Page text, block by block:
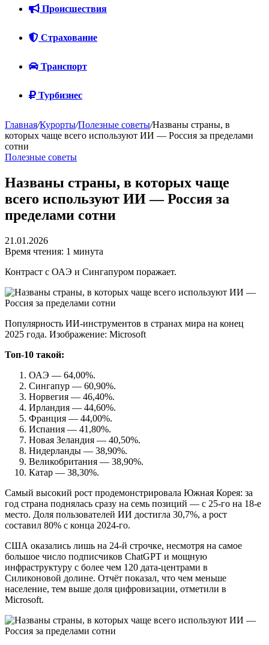
Происшествия
Страхование
Транспорт
Турбизнес
Главная/Курорты/Полезные советы/Названы страны, в
которых чаще всего используют ИИ — Россия за пределами
сотни
Полезные советы
Названы страны, в которых чаще
всего используют ИИ — Россия за
пределами сотни
21.01.2026
Время чтения: 1 минута
Контраст с ОАЭ и Сингапуром поражает.
Популярность ИИ-инструментов в странах мира на конец
2025 года. Изображение: Microsoft
Топ-10 такой:
ОАЭ — 64,00%.
Сингапур — 60,90%.
Норвегия — 46,40%.
Ирландия — 44,60%.
Франция — 44,00%.
Испания — 41,80%.
Новая Зеландия — 40,50%.
Нидерланды — 38,90%.
Великобритания — 38,90%.
Катар — 38,30%.
Самый высокий рост продемонстрировала Южная Корея: за
год страна поднялась сразу на семь позиций — с 25‑го на 18‑е
место. Доля пользователей ИИ достигла 30,7%, а рост
составил 80% с конца 2024-го.
США оказались лишь на 24‑й строчке, несмотря на самое
большое число подписчиков ChatGPT и мощную
инфраструктуру с более чем 120 дата‑центрами в
Силиконовой долине. Отчёт показал, что чем меньше
население, тем выше доля цифровизации, отметили в
Microsoft.